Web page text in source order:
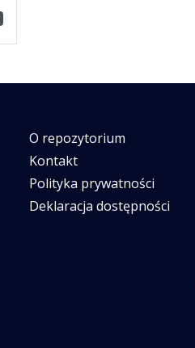
O repozytorium
Kontakt
Polityka prywatności
Deklaracja dostępności